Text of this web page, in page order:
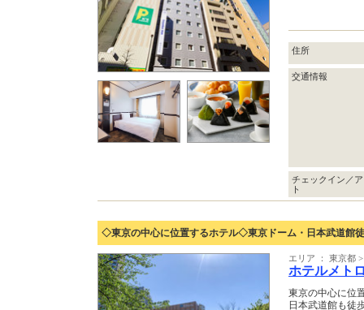
住所
交通情報
チェックイン／
ト
◇東京の中心に位置するホテル◇東京ドーム・日本武道館
エリア ： 東京都
ホテルメト
東京の中心に位
日本武道館も徒